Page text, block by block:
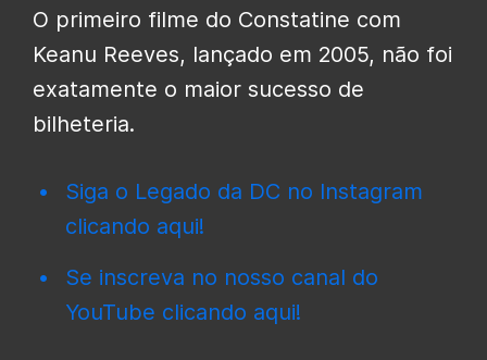
O primeiro filme do Constatine com
Keanu Reeves, lançado em 2005, não foi
exatamente o maior sucesso de
bilheteria.
Siga o Legado da DC no Instagram
clicando aqui!
Se inscreva no nosso canal do
YouTube clicando aqui!